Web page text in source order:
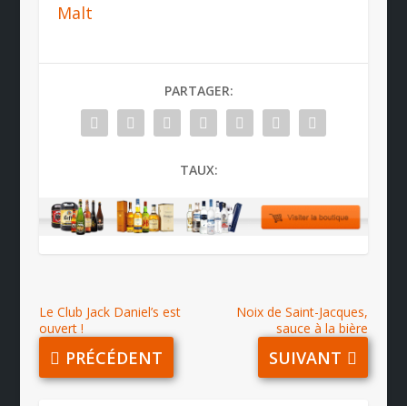
Malt
PARTAGER:
TAUX:
Le Club Jack Daniel’s est
ouvert !
PRÉCÉDENT
Noix de Saint-Jacques,
sauce à la bière
SUIVANT